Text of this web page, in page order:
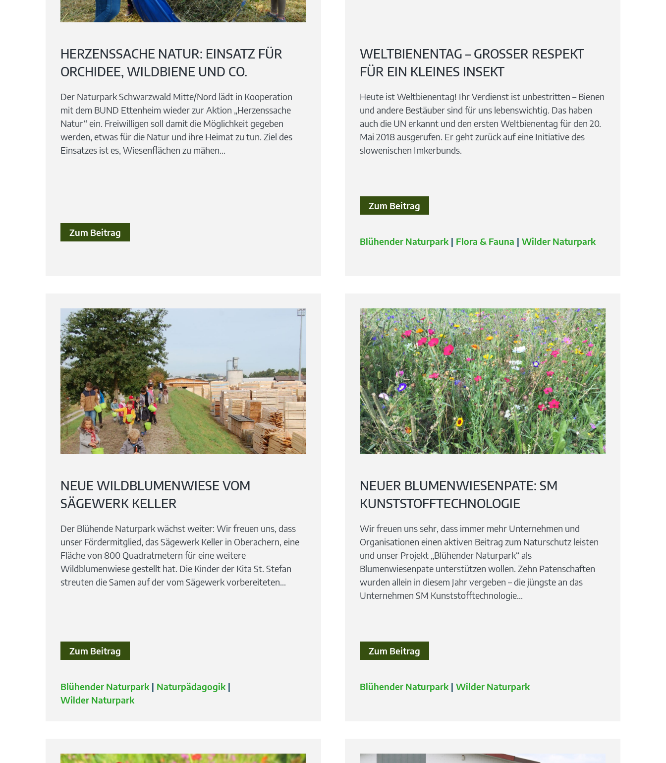
HERZENSSACHE NATUR: EINSATZ FÜR
ORCHIDEE, WILDBIENE UND CO.
Der Naturpark Schwarzwald Mitte/Nord lädt in Kooperation
mit dem BUND Ettenheim wieder zur Aktion „Herzenssache
Natur“ ein. Freiwilligen soll damit die Möglichkeit gegeben
werden, etwas für die Natur und ihre Heimat zu tun. Ziel des
Einsatzes ist es, Wiesenflächen zu mähen...
Zum Beitrag
WELTBIENENTAG – GROSSER RESPEKT F
ÜR EIN KLEINES INSEKT
Heute ist Weltbienentag! Ihr Verdienst ist unbestritten – Bienen
und andere Bestäuber sind für uns lebenswichtig. Das haben
auch die UN erkannt und den ersten Weltbienentag für den 20.
Mai 2018 ausgerufen. Er geht zurück auf eine Initiative des
slowenischen Imkerbunds.
Zum Beitrag
Blühender Naturpark Flora & Fauna Wilder Naturpark
NEUE WILDBLUMENWIESE VOM
SÄGEWERK KELLER
Der Blühende Naturpark wächst weiter: Wir freuen uns, dass
unser Fördermitglied, das Sägewerk Keller in Oberachern, eine
Fläche von 800 Quadratmetern für eine weitere
Wildblumenwiese gestellt hat. Die Kinder der Kita St. Stefan
streuten die Samen auf der vom Sägewerk vorbereiteten...
Zum Beitrag
Blühender Naturpark
Naturpädagogik
Wilder Naturpark
NEUER BLUMENWIESENPATE: SM
KUNSTSTOFFTECHNOLOGIE
Wir freuen uns sehr, dass immer mehr Unternehmen und
Organisationen einen aktiven Beitrag zum Naturschutz leisten
und unser Projekt „Blühender Naturpark“ als
Blumenwiesenpate unterstützen wollen. Zehn Patenschaften
wurden allein in diesem Jahr vergeben – die jüngste an das
Unternehmen SM Kunststofftechnologie...
Zum Beitrag
Blühender Naturpark Wilder Naturpark